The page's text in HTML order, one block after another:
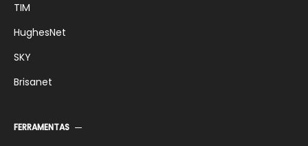
TIM
HughesNet
SKY
Brisanet
FERRAMENTAS